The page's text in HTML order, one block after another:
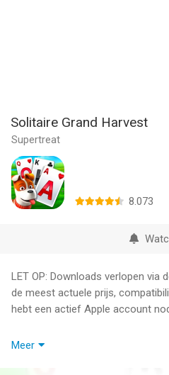
Solitaire Grand Harvest
Supertreat
8.073
LET OP: Downloads verlopen via
de meest actuele prijs,
hebt een actief Apple account
Welkom bij Solitaire Grand
Meer